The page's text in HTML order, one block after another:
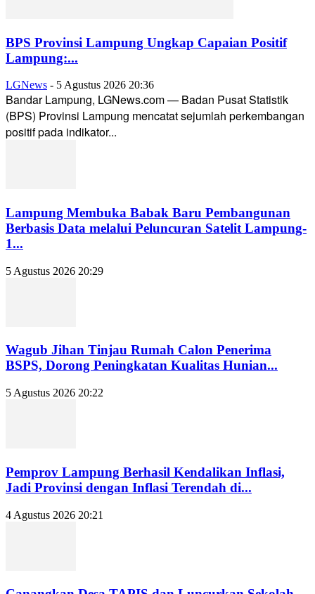
BPS Provinsi Lampung Ungkap Capaian Positif
Lampung:...
LGNews - 5 Agustus 2026 20:36
Bandar Lampung, LGNews.com — Badan Pusat Statistik
(BPS) Provinsi Lampung mencatat sejumlah perkembangan
positif pada indikator...
Lampung Membuka Babak Baru Pembangunan
Berbasis Data melalui Peluncuran Satelit Lampung-
1...
5 Agustus 2026 20:29
Wagub Jihan Tinjau Rumah Calon Penerima
BSPS, Dorong Peningkatan Kualitas Hunian...
5 Agustus 2026 20:22
Pemprov Lampung Berhasil Kendalikan Inflasi,
Jadi Provinsi dengan Inflasi Terendah di...
4 Agustus 2026 20:21